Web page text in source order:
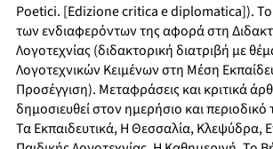
Poetici. [Edizione critica e diplomatica]). Το
των ενδιαφερόντων της αφορά στη
Λογοτεχνίας (διδακτορική διατριβή με
Λογοτεχνικών Κειμένων στη Μέση
Προσέγγιση). Μεταφράσεις και κριτικά
δημοσιευθεί στον ημερήσιο και
Τα Εκπαιδευτικά, Η Θεσσαλία, Κλεψύδρα,